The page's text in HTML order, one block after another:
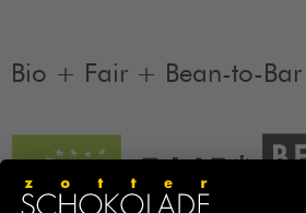
Bio + Fair + Bean-to-Bar